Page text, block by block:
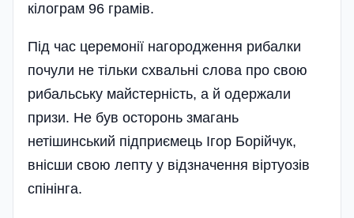
кілограм 96 грамів.
Під час церемонії нагородження рибалки
почули не тільки схвальні слова про свою
рибальську майстерність, а й одержали
призи. Не був осторонь змагань
нетішинський підприємець Ігор Борі­йчук,
внісши свою лепту у відзначення віртуозів
спінінга.